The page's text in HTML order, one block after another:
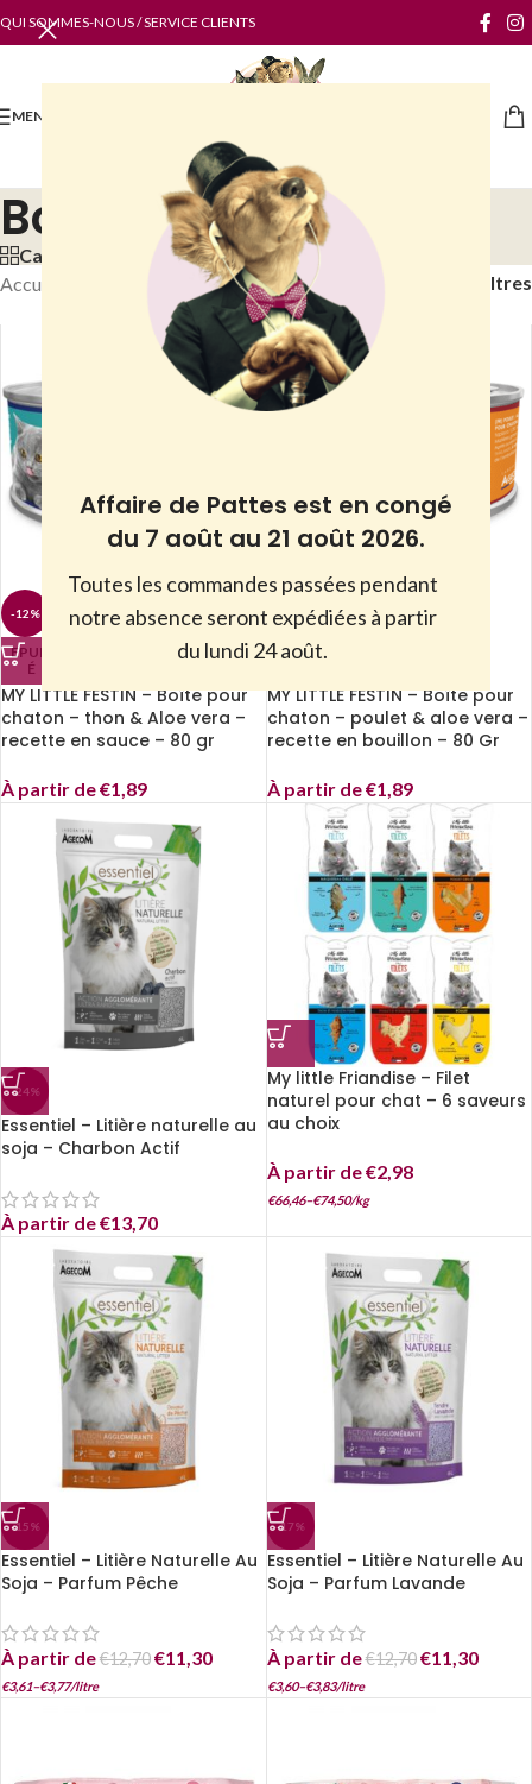
Affaire de Pattes est en congé
du 7 août au 21 août 2026.
Toutes les commandes passées pendant
notre absence seront expédiées à partir
du lundi 24 août.
QUI SOMMES-NOUS / SERVICE CLIENTS
MENU
Boutique chatons
Categories
Accueil
Boutique chatons Filtres
-12%
EPUIS
É
MY LITTLE FESTIN – Boîte pour
chaton – thon & Aloe vera –
recette en sauce – 80 gr
À partir de€1,89
-12%
EPUIS
MY LITTLE FESTIN – Boîte pour
chaton – poulet & aloe vera –
recette en bouillon – 80 Gr
À partir de€1,89
-24%
Essentiel – Litière naturelle au
soja – Charbon Actif
À partir de€13,70
My little Friandise – Filet
naturel pour chat – 6 saveurs
au choix
À partir de€2,98
€66,46–€74,50/kg
-15%
Essentiel – Litière Naturelle Au
Soja – Parfum Pêche
À partir de€12,70€11,30
€3,61–€3,77/litre
-17%
Essentiel – Litière Naturelle Au
Soja – Parfum Lavande
À partir de€12,70 €11,30
€3,60–€3,83/litre